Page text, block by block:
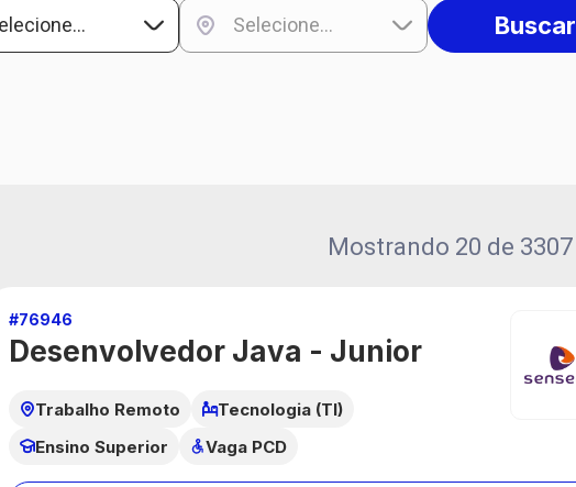
Selecione... Buscar
Mostrando 20 de 3307
#76946
Desenvolvedor Java - Junior
Trabalho Remoto
Tecnologia (TI)
Ensino Superior
Vaga PCD